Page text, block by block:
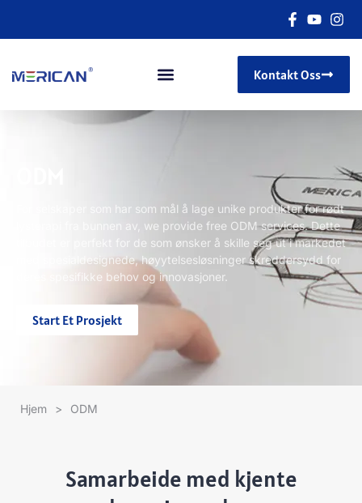
Kontakt Oss
For selskaper som har som mål å lage unike produkter for rødt
lysterapi fra bunnen av, we provide free ODM services. Dette
tilbudet er perfekt for de som ønsker å skille seg ut i markedet
med spesialdesignede, høyytelsesløsninger skreddersydd for
deres spesifikke behov og innovasjoner.
Start Et Prosjekt
Hjem > ODM
Samarbeide med kjente